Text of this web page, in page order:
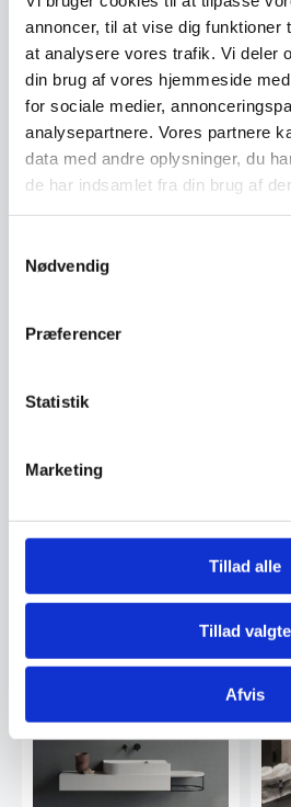
annoncer, til at vise dig funktioner
at analysere vores trafik. Vi deler
din brug af vores hjemmeside
for sociale medier,
analysepartnere. Vores partnere
data med andre oplysninger, du
de har indsamlet fra din brug af
Nødvendig
Præferencer
Statistik
Marketing
Tillad alle
Tillad valgte
Afvis
Fra 2.599,00DKK
Dette
har
flere
varianter.
kan
vælges
Vi
Koniseur LED
badeværelse spejl med
den…
Dette
har
flere
Mulighederne
vælges
Vi